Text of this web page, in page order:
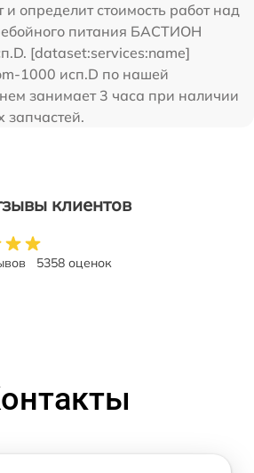
и определит стоимость работ над
питания БАСТИОН
[dataset:services:name]
1000 исп.D по нашей
занимает 3 часа при наличии
запчастей.
клиентов
5358 оценок